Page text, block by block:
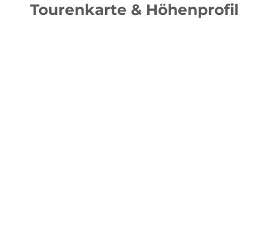
Tourenkarte & Höhenprofil